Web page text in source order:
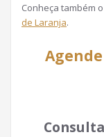
Conheça também o
de Laranja.